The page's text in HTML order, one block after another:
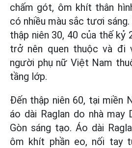
chấm gót, ôm khít thân
có nhiều màu sắc tươi
thập niên 30, 40 của thế kỷ
trở nên quen thuộc và đi
người phụ nữ Việt Nam
tầng lớp.
Đến thập niên 60, tại miền
áo dài Raglan do nhà may
Gòn sáng tạo. Áo dài
ôm khít phần eo, nối tay